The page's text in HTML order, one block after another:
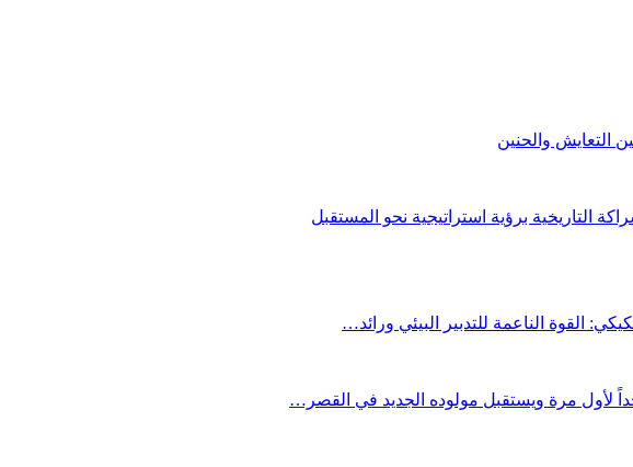
التعايش والحنين
التاريخية برؤية استراتيجية نحو المستقبل
القوة الناعمة للتدبير البيئي ورائد…
لأول مرة ويستقبل مولوده الجديد في القصر…